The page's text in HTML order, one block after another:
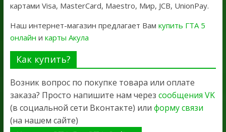
картами Visa, MasterCard, Maestro, Мир, JCB, UnionPay.
Наш интернет-магазин предлагает Вам купить ГТА 5
онлайн и карты Акула
Как купить?
Возник вопрос по покупке товара или оплате
заказа? Просто напишите нам через сообщения VK
(в социальной сети Вконтакте) или форму связи
(на нашем сайте)